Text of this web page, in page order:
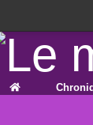
Home